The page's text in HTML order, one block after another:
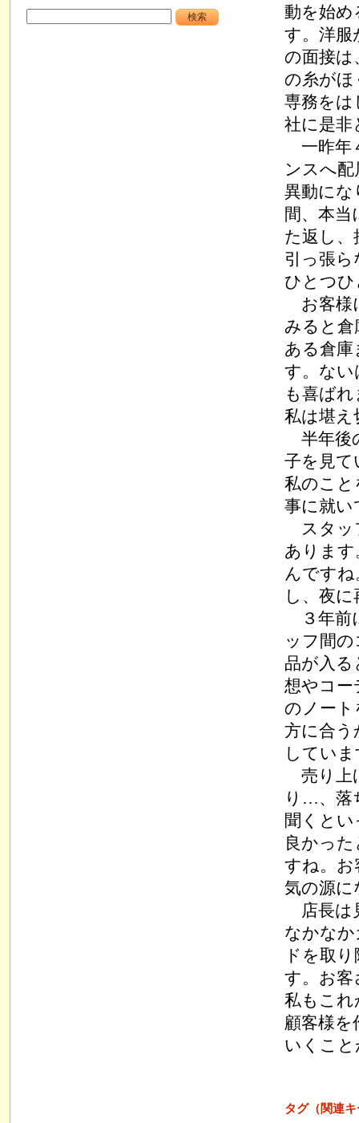
動を始め
す。洋服
の面接は
の糸がほ
専務をは
社に是非
一昨年
ンスへ
異動にな
間、本
た返し
引っ張
ひとつ
お客様
みると倉
ある倉
す。ない
も喜ば
私は堪え
半年後
子を見て
私のこと
事に就い
スタッ
あります
んです
し、夜
３年前
ッフ間
品が入
想やコー
のノート
方に合う
してい
売り上
り…、落
聞くと
良かっ
すね。お
気の源に
店長は
なかな
ドを取
す。お客
私もこれ
顧客様
いくこ
タグ（関連